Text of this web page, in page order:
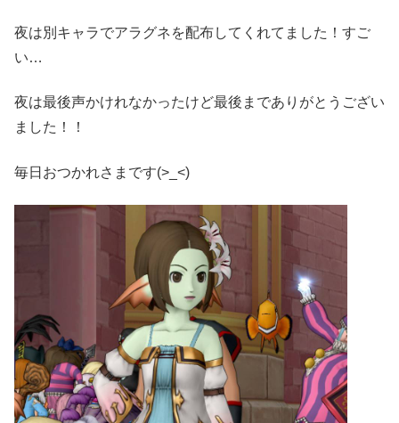
夜は別キャラでアラグネを配布してくれてました！すご
い…
夜は最後声かけれなかったけど最後までありがとうござい
ました！！
毎日おつかれさまです(>_<)ゞ